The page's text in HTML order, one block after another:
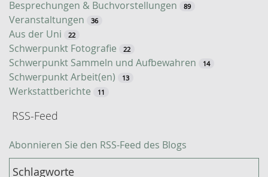
Besprechungen & Buchvorstellungen 89
Veranstaltungen 36
Aus der Uni 22
Schwerpunkt Fotografie 22
Schwerpunkt Sammeln und Aufbewahren 14
Schwerpunkt Arbeit(en) 13
Werkstattberichte 11
RSS-Feed
Abonnieren Sie den RSS-Feed des Blogs
Schlagworte